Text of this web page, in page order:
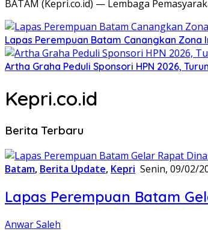
BATAM (Kepri.co.id) — Lembaga
Lapas Perempuan Batam Canangkan
Artha Graha Peduli Sponsori HPN 2026,
Kepri.co.id
Berita Terbaru
Batam, Berita Update, Kepri Senin, 09/02/
Lapas Perempuan Batam
Anwar Saleh